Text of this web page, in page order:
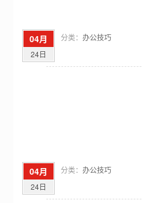
04月
24日
分类： 办公技巧
04月
24日
分类： 办公技巧